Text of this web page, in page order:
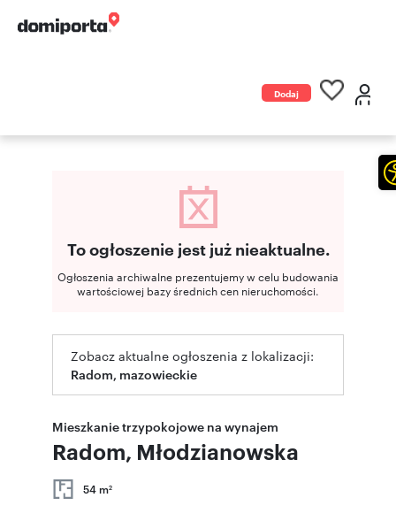
Dodaj
To ogłoszenie jest już nieaktualne.
Ogłoszenia archiwalne prezentujemy w celu budowania
wartościowej bazy średnich cen nieruchomości.
Zobacz aktualne ogłoszenia z lokalizacji:
Radom, mazowieckie
Mieszkanie trzypokojowe na wynajem
Radom, Młodzianowska
54 m2